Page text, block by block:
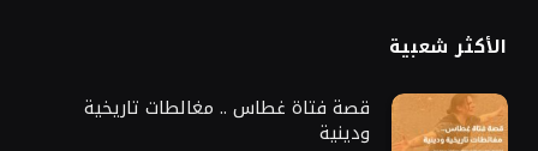
الأكثر شعبية
قصة فتاة غطاس .. مغالطات تاريخية
ودينية